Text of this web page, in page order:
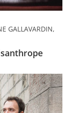
GALLAVARDIN,